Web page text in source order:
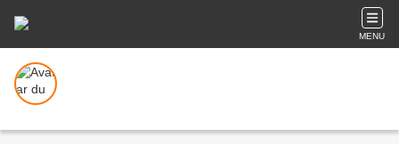
MENU